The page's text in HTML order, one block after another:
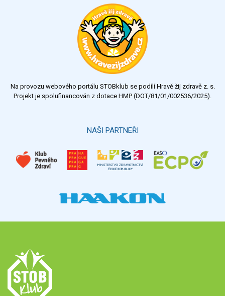
Na provozu webového portálu STOBklub se podílí Hravě žij zdravě z. s.
Projekt je spolufinancován z dotace HMP (DOT/81/01/002536/2025).
NAŠI PARTNEŘI